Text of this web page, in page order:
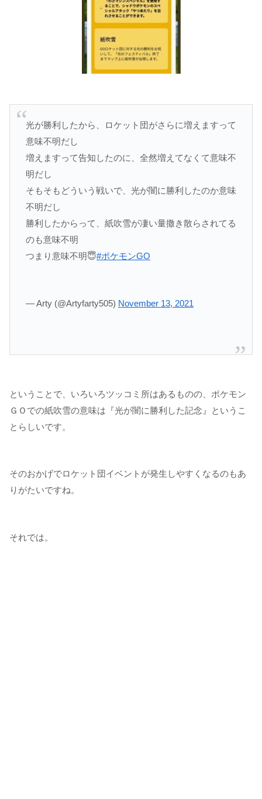
光が勝利したから、ロケット団がさらに増えますって
意味不明だし
増えますって告知したのに、全然増えてなくて意味不
明だし
そもそもどういう戦いで、光が闇に勝利したのか意味
不明だし
勝利したからって、紙吹雪が凄い量撒き散らされてる
のも意味不明
つまり意味不明😇#ポケモンGO
— Arty (@Artyfarty505) November 13, 2021
ということで、いろいろツッコミ所はあるものの、ポケモン
ＧＯでの紙吹雪の意味は『光が闇に勝利した記念』というこ
とらしいです。
そのおかげでロケット団イベントが発生しやすくなるのもあ
りがたいですね。
それでは。